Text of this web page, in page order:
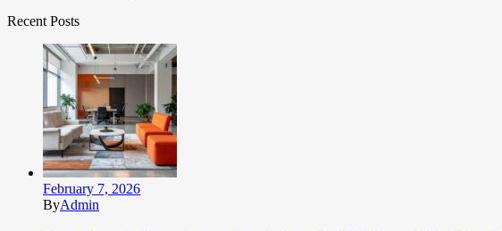
Recent Posts
February 7, 2026
ByAdmin